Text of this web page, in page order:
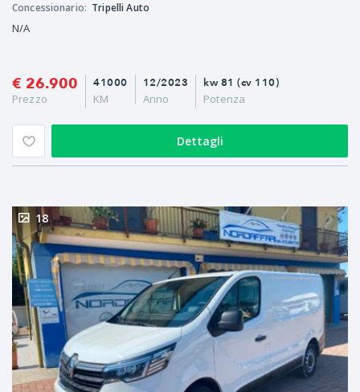
Concessionario: Tripelli Auto
N/A
€ 26.900
Prezzo
12/2023
Anno
41000
KM
kw 81 (cv 110)
Potenza
Dettagli
18